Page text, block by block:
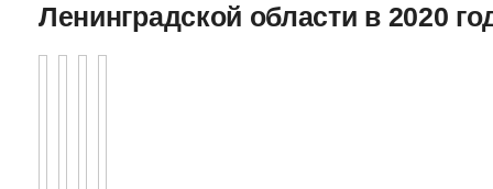
Ленинградской области в 2020